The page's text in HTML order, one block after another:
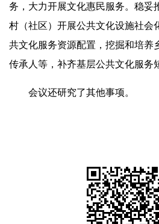
务，大力开展文化惠民服务。稳妥
村（社区）开展公共文化设施社会
共文化服务资源配置，挖掘和培养
传承人等，补齐基层公共文化服务
会议还研究了其他事项。